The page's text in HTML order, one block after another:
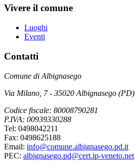
Vivere il comune
Luoghi
Eventi
Contatti
Comune di Albignasego
Via Milano, 7 - 35020 Albignasego (PD)
Codice fiscale: 80008790281
P.IVA: 00939330288
Tel: 0498042211
Fax: 0498625188
Email: info@comune.albignasego.pd.it
PEC: albignasego.pd@cert.ip-veneto.net